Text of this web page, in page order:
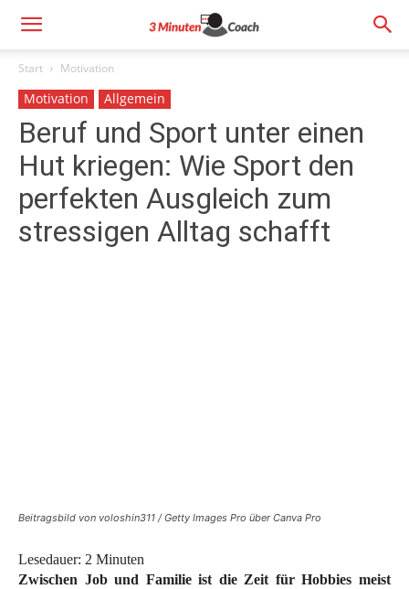
Start Motivation
Motivation Allgemein
Beruf und Sport unter einen
Hut kriegen: Wie Sport den
perfekten Ausgleich zum
stressigen Alltag schafft
Beitragsbild von voloshin311 / Getty Images Pro über Canva Pro
Lesedauer: 2 Minuten
Zwischen Job und Familie ist die Zeit für Hobbies meist